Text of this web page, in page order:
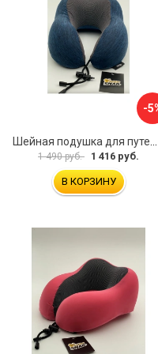
-
Шейная подушка для путешествий Golden Snail GS 0458-2 темно-синий
1 490 руб. 1 416 руб.
В КОРЗИНУ